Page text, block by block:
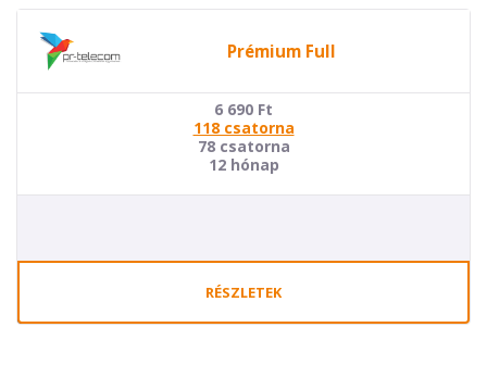
Prémium Full
6 690 Ft
118 csatorna
78 csatorna
12 hónap
RÉSZLETEK